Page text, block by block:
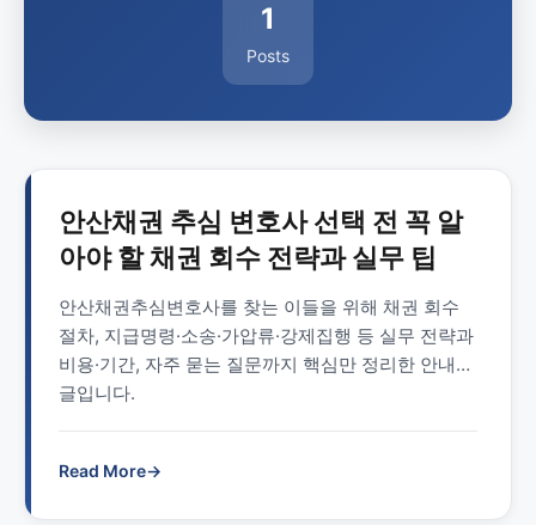
1
Posts
안산채권 추심 변호사 선택 전 꼭 알
아야 할 채권 회수 전략과 실무 팁
안산채권추심변호사를 찾는 이들을 위해 채권 회수
절차, 지급명령·소송·가압류·강제집행 등 실무 전략과
비용·기간, 자주 묻는 질문까지 핵심만 정리한 안내
글입니다.
Read More→